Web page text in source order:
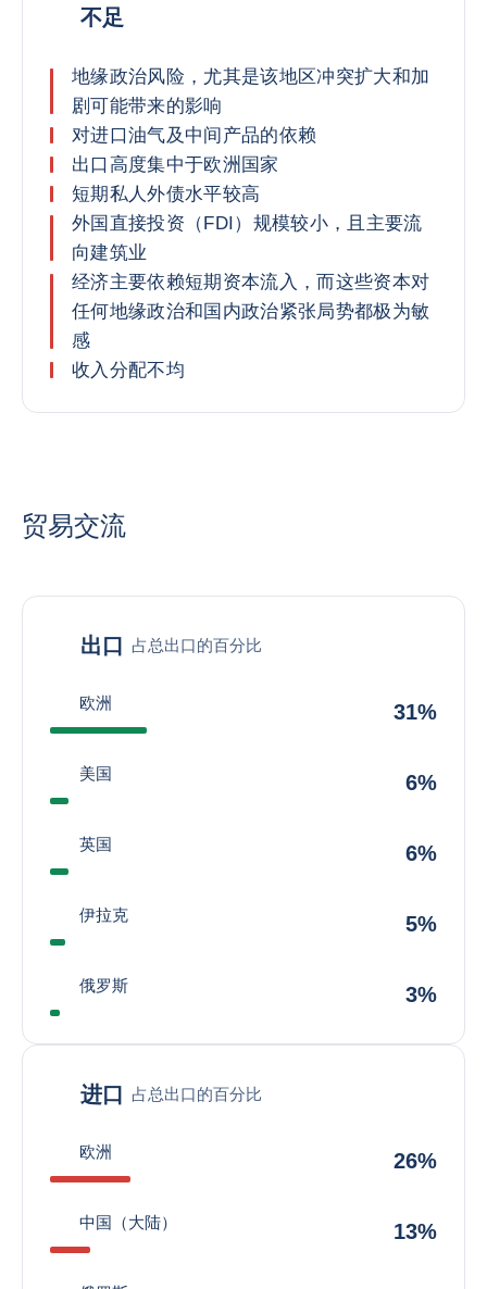
不足
地缘政治风险，尤其是该地区冲突扩大和加
剧可能带来的影响
对进口油气及中间产品的依赖
出口高度集中于欧洲国家
短期私人外债水平较高
外国直接投资（FDI）规模较小，且主要流
向建筑业
经济主要依赖短期资本流入，而这些资本对
任何地缘政治和国内政治紧张局势都极为敏
感
收入分配不均
贸易交流
出口 占总出口的百分比
欧洲 31%
美国 6%
英国 6%
伊拉克 5%
俄罗斯 3%
进口 占总出口的百分比
欧洲 26%
中国（大陆） 13%